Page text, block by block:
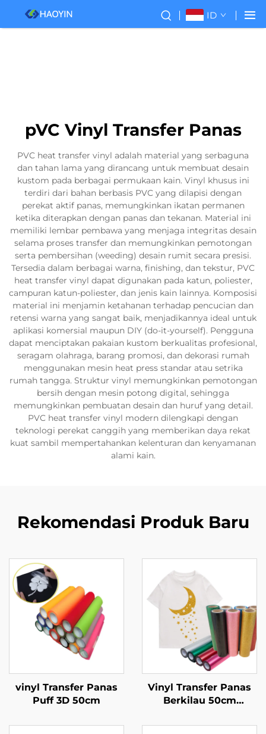
ID
pVC Vinyl Transfer Panas
PVC heat transfer vinyl adalah material yang serbaguna
dan tahan lama yang dirancang untuk membuat desain
kustom pada berbagai permukaan kain. Vinyl khusus ini
terdiri dari bahan berbasis PVC yang dilapisi dengan
perekat aktif panas, memungkinkan ikatan permanen
ketika diterapkan dengan panas dan tekanan. Material ini
memiliki lembar pembawa yang menjaga integritas desain
selama proses transfer dan memungkinkan pemotongan
serta pembersihan (weeding) desain rumit secara presisi.
Tersedia dalam berbagai warna, finishing, dan tekstur, PVC
heat transfer vinyl dapat digunakan pada katun, poliester,
campuran katun-poliester, dan jenis kain lainnya. Komposisi
material ini menjamin ketahanan terhadap pencucian dan
retensi warna yang sangat baik, menjadikannya ideal untuk
aplikasi komersial maupun DIY (do-it-yourself). Pengguna
dapat menciptakan pakaian kustom berkualitas profesional,
seragam olahraga, barang promosi, dan dekorasi rumah
menggunakan mesin heat press standar atau setrika
rumah tangga. Struktur vinyl memungkinkan pemotongan
bersih dengan mesin potong digital, sehingga
memungkinkan pembuatan desain dan huruf yang detail.
PVC heat transfer vinyl modern dilengkapi dengan
teknologi perekat canggih yang memberikan daya rekat
kuat sambil mempertahankan kelenturan dan kenyamanan
alami kain.
Rekomendasi Produk Baru
vinyl Transfer Panas
Puff 3D 50cm
Vinyl Transfer Panas
Berkilau 50cm
Cricut